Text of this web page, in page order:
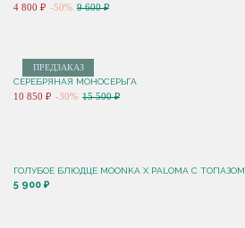
4 800 ₽ -50% 9 600 ₽
ПРЕДЗАКАЗ
СЕРЕБРЯНАЯ МОНОСЕРЬГА
10 850 ₽ -30% 15 500 ₽
ГОЛУБОЕ БЛЮДЦЕ MOONKA X PALOMA С ТОПАЗОМ
5 900 ₽